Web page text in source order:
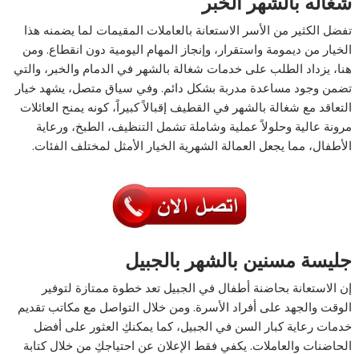
تفضل الكثير من الأسر الاستعانة بالعاملات المقيمات لما يضمنه هذا
الخيار من ديمومة واستقرار، وإنجاز المهام اليومية دون انقطاع. ومن
هنا، يزداد الطلب على خدمات شغالة بالشهر في الدمام والخبر، والتي
تضمن وجود مساعدة مدربة بشكل دائم. وفي سياق متصل، يشهد خيار
التعاقد مع شغالة بالشهر في القطيف إقبالاً كبيراً، كونه يمنح العائلات
مرونة عالية وحلولاً عملية وشاملة تشمل التنظيف، الطبخ، ورعاية
الأطفال، مما يجعل العمالة الشهرية الخيار الأمثل لمختلف الفئات.
جليسة مسنين بالشهر بالجبيل
إن الاستعانة بحاضنة أطفال في الجبيل تعد خطوة ممتازة لتوفير
الوقت والجهد على أفراد الأسرة. ومن خلال التواصل مع مكاتب تقديم
خدمات رعاية كبار السن في الجبيل، كما يمكنكِ العثور على أفضل
الحاضنات والعاملات. يكفي فقط الإعلان عن احتياجكِ من خلال كتابة